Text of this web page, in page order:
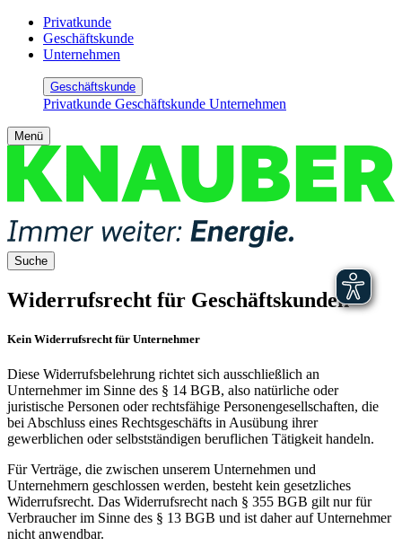
Privatkunde
Geschäftskunde
Unternehmen
Geschäftskunde
Privatkunde Geschäftskunde Unternehmen
Menü
Suche
Widerrufsrecht für Geschäftskunden
Kein Widerrufsrecht für Unternehmer
Diese Widerrufsbelehrung richtet sich ausschließlich an
Unternehmer im Sinne des § 14 BGB, also natürliche oder
juristische Personen oder rechtsfähige Personengesellschaften, die
bei Abschluss eines Rechtsgeschäfts in Ausübung ihrer
gewerblichen oder selbstständigen beruflichen Tätigkeit handeln.
Für Verträge, die zwischen unserem Unternehmen und
Unternehmern geschlossen werden, besteht kein gesetzliches
Widerrufsrecht. Das Widerrufsrecht nach § 355 BGB gilt nur für
Verbraucher im Sinne des § 13 BGB und ist daher auf Unternehmer
nicht anwendbar.